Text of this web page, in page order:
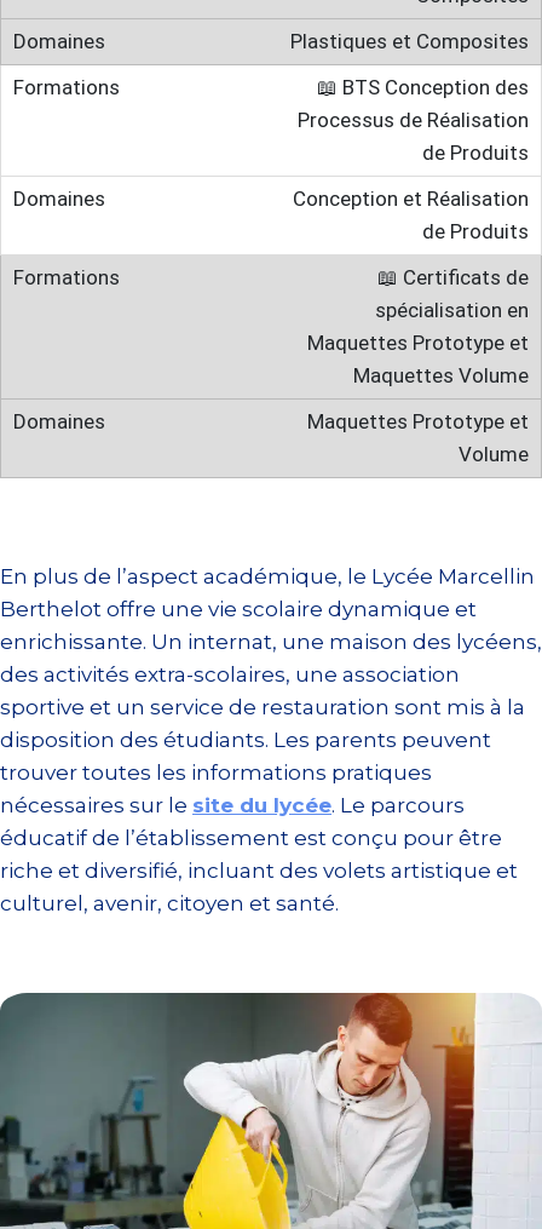
Plastiques et Composites
📖 BTS Conception des
Processus de Réalisation
de Produits
Conception et Réalisation
de Produits
📖 Certificats de
spécialisation en
Maquettes Prototype et
Maquettes Volume
Maquettes Prototype et
Volume
En plus de l’aspect académique, le Lycée Marcellin
Berthelot offre une vie scolaire dynamique et
enrichissante. Un internat, une maison des lycéens,
des activités extra-scolaires, une association
sportive et un service de restauration sont mis à la
disposition des étudiants. Les parents peuvent
trouver toutes les informations pratiques
nécessaires sur le site du lycée. Le parcours
éducatif de l’établissement est conçu pour être
riche et diversifié, incluant des volets artistique et
culturel, avenir, citoyen et santé.